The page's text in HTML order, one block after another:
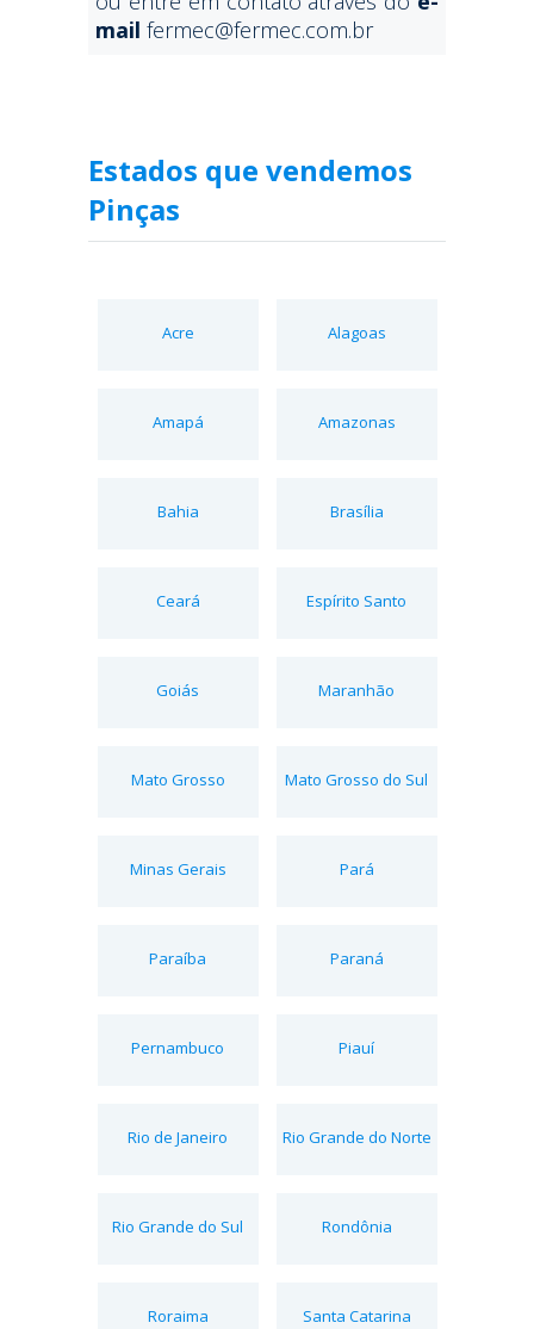
mail fermec@fermec.com.br
Estados que vendemos
Pinças
Acre Alagoas
Amapá Amazonas
Bahia Brasília
Ceará Espírito Santo
Goiás Maranhão
Mato Grosso Mato Grosso do Sul
Minas Gerais Pará
Paraíba Paraná
Pernambuco Piauí
Rio de Janeiro Rio Grande do Norte
Rio Grande do Sul Rondônia
Roraima Santa Catarina